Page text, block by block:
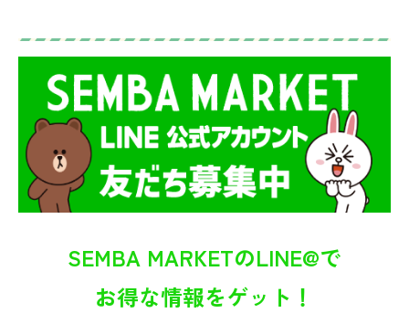
SEMBA MARKETのLINE@で
お得な情報をゲット！